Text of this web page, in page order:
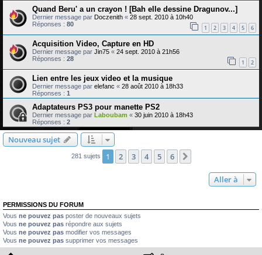
Quand Beru' a un crayon ! [Bah elle dessine Dragunov...]
Dernier message par Doczenith « 28 sept. 2010 à 10h40
Réponses : 80 1 2 3 4 5 6
Acquisition Video, Capture en HD
Dernier message par Jin75 « 24 sept. 2010 à 21h56
Réponses : 28 1 2
Lien entre les jeux video et la musique
Dernier message par elefanc « 28 août 2010 à 18h33
Réponses : 1
Adaptateurs PS3 pour manette PS2
Dernier message par Laboubam « 30 juin 2010 à 18h43
Réponses : 2
Nouveau sujet
281 sujets 1 2 3 4 5 6
Aller à
PERMISSIONS DU FORUM
Vous ne pouvez pas poster de nouveaux sujets
Vous ne pouvez pas répondre aux sujets
Vous ne pouvez pas modifier vos messages
Vous ne pouvez pas supprimer vos messages